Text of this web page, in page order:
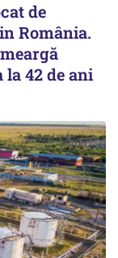
de
România.
42 de ani